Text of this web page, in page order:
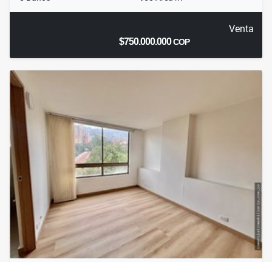
Venta
$750.000.000COP